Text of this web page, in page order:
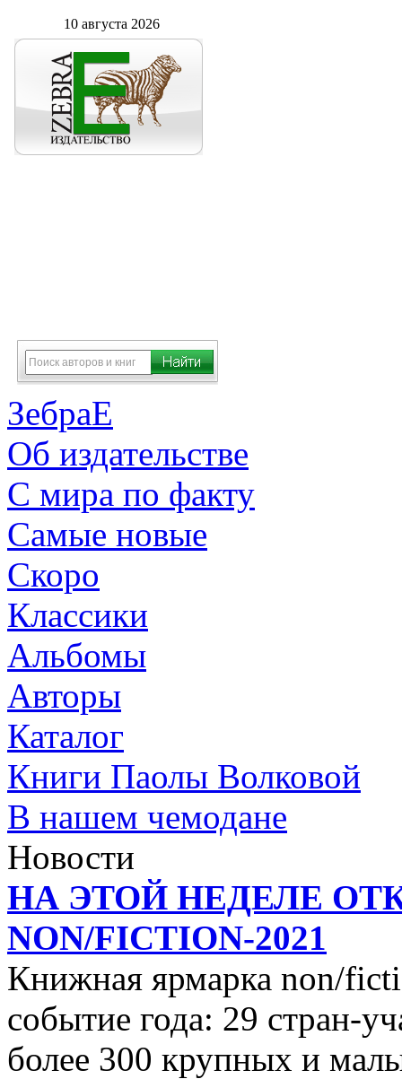
10 августа 2026
ЗебраЕ
Об издательстве
С мира по факту
Самые новые
Скоро
Классики
Альбомы
Авторы
Каталог
Книги Паолы Волковой
В нашем чемодане
Новости
НА ЭТОЙ НЕДЕЛЕ
NON/FICTION-2021
Книжная ярмарка non/
событие года: 29 стран-
более 300 крупных и